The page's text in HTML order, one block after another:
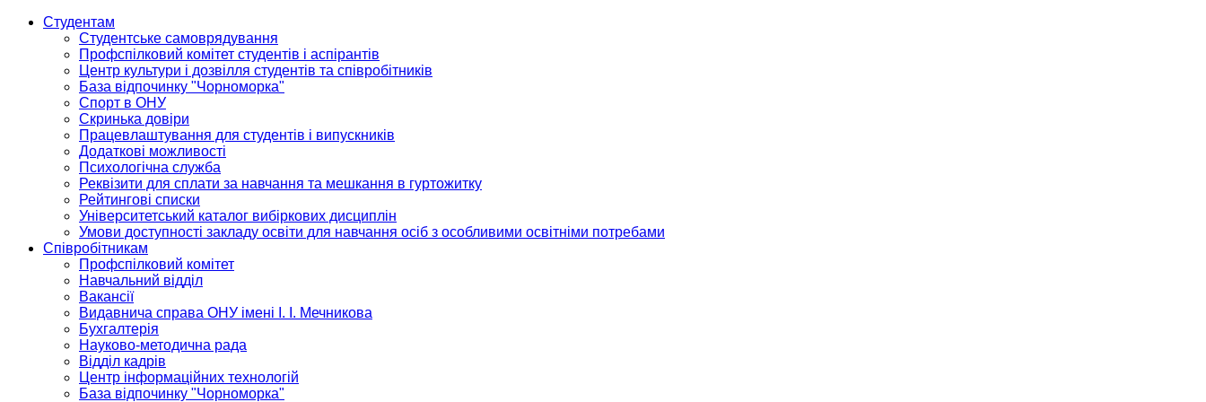
Студентам
Студентське самоврядування
Профспілковий комітет студентів і аспірантів
Центр культури і дозвілля студентів та співробітників
База відпочинку "Чорноморка"
Спорт в ОНУ
Скринька довіри
Працевлаштування для студентів і випускників
Додаткові можливості
Психологічна служба
Реквізити для сплати за навчання та мешкання в гуртожитку
Рейтингові списки
Університетський каталог вибіркових дисциплін
Умови доступності закладу освіти для навчання осіб з особливими освітніми потребами
Співробітникам
Профспілковий комітет
Навчальний відділ
Вакансії
Видавнича справа ОНУ імені І. І. Мечникова
Бухгалтерія
Науково-методична рада
Відділ кадрів
Центр інформаційних технологій
База відпочинку "Чорноморка"